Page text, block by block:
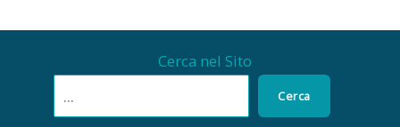
Cerca nel Sito
Cerca